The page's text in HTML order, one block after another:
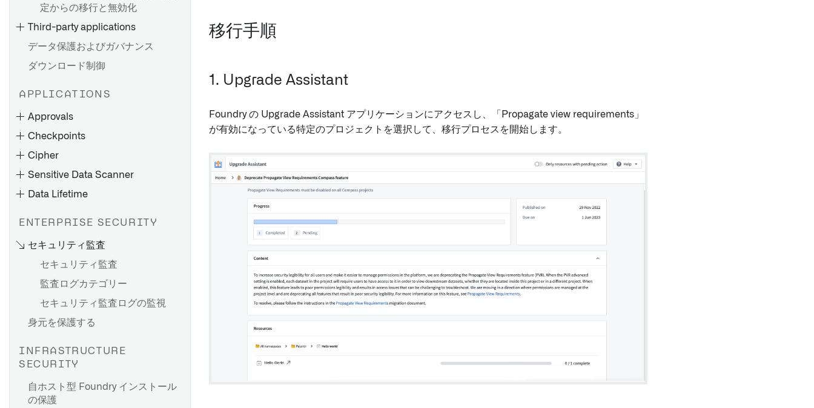
定からの移行と無効化
Third-party applications
データ保護およびガバナンス
ダウンロード制御
APPLICATIONS
Approvals
Checkpoints
Cipher
データセットの列にCipher操
作を適用する
Foundry アプリケーションで
個々の値を復号化する
関数での CipherText プロパテ
Cipher の使用例
Marketplace 製品に Cipher
リソースを追加する [ベータ]
視覚的なデータ隠蔽にCipher
Sensitive Data Scanner
Data Lifetime
削除ポリシーの影響
データセットの削除ポリシー
を作成する
ポリシーの操作履歴を表示す
ポリシーの上書きを作成する
ENTERPRISE SECURITY
セキュリティ監査
セキュリティ監査
監査ログカテゴリー
セキュリティ監査ログの監視
身元を保護する
INFRASTRUCTURE
SECURITY
自ホスト型 Foundry インストール
の保護
移行手順
1. Upgrade Assistant
Foundry の Upgrade Assistant アプリケーションにアクセスし、「Propagate view requirements」
が有効になっている特定のプロジェクトを選択して、移行プロセスを開始します。